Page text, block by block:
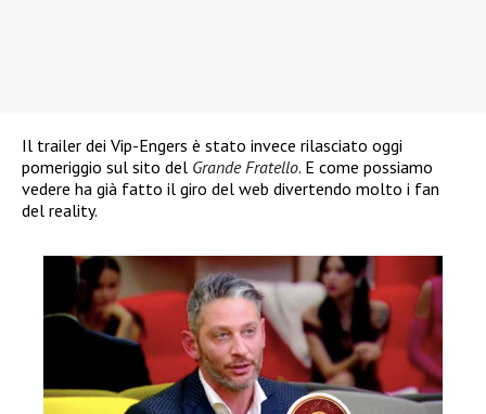
Il trailer dei Vip-Engers è stato invece rilasciato oggi
pomeriggio sul sito del Grande Fratello. E come possiamo
vedere ha già fatto il giro del web divertendo molto i fan
del reality.